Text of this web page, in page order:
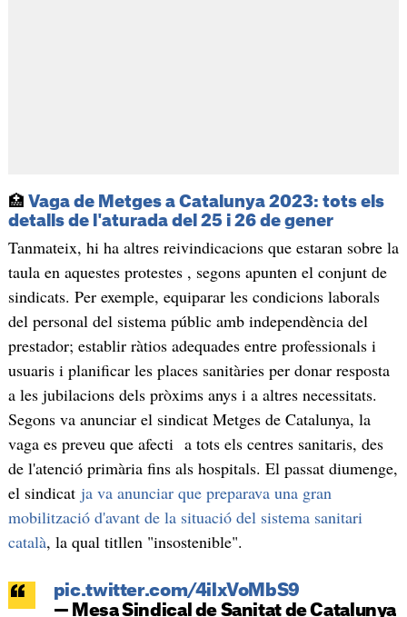
🏥 Vaga de Metges a Catalunya 2023: tots els
detalls de l'aturada del 25 i 26 de gener
Tanmateix, hi ha altres reivindicacions que estaran sobre la
taula en aquestes protestes , segons apunten el conjunt de
sindicats. Per exemple, equiparar les condicions laborals
del personal del sistema públic amb independència del
prestador; establir ràtios adequades entre professionals i
usuaris i planificar les places sanitàries per donar resposta
a les jubilacions dels pròxims anys i a altres necessitats.
Segons va anunciar el sindicat Metges de Catalunya, la
vaga es preveu que afecti a tots els centres sanitaris, des
de l'atenció primària fins als hospitals. El passat diumenge,
el sindicatja va anunciar que preparava una gran
mobilització d'avant de la situació del sistema sanitari
català, la qual titllen "insostenible".
pic.twitter.com/4ilxVoMbS9
— Mesa Sindical de Sanitat de Catalunya